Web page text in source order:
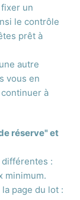
un
le contrôle
prêt à
autre
vous en
à
réserve" et
:
minimum.
page du lot :